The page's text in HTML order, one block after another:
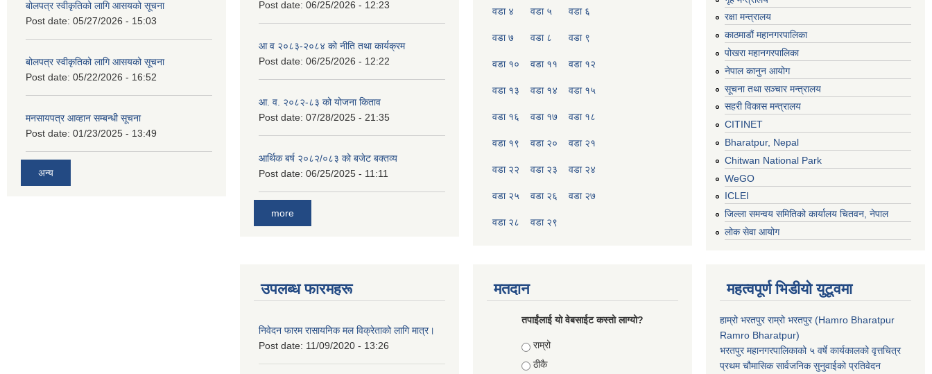
बोलपत्र स्वीकृतिको लागि आसयको सूचना
Post date: 05/27/2026 - 15:03
बोलपत्र स्वीकृतिको लागि आसयको सूचना
Post date: 05/22/2026 - 16:52
मनसायपत्र आव्हान सम्बन्धी सूचना
Post date: 01/23/2025 - 13:49
अन्य
Post date: 06/25/2026 - 12:23
आ व २०८३-२०८४ को नीति तथा कार्यक्रम
Post date: 06/25/2026 - 12:22
आ. व. २०८२-८३ को योजना किताव
Post date: 07/28/2025 - 21:35
आर्थिक बर्ष २०८२/०८३ को बजेट बक्तव्य
Post date: 06/25/2025 - 11:11
more
वडा ४ वडा ५ वडा ६
वडा ७ वडा ८ वडा ९
वडा १० वडा ११ वडा १२
वडा १३ वडा १४ वडा १५
वडा १६ वडा १७ वडा १८
वडा १९ वडा २० वडा २१
वडा २२ वडा २३ वडा २४
वडा २५ वडा २६ वडा २७
वडा २८ वडा २९
रक्षा मन्त्रालय
काठमाडौं महानगरपालिका
पोखरा महानगरपालिका
नेपाल कानुन आयोग
सूचना तथा सञ्चार मन्त्रालय
सहरी विकास मन्त्रालय
CITINET
Bharatpur, Nepal
Chitwan National Park
WeGO
ICLEI
जिल्ला समन्वय समितिको कार्यालय चितवन, नेपाल
लोक सेवा आयोग
उपलब्ध फारमहरू
निवेदन फारम रासायनिक मल विक्रेताको लागि मात्र।
Post date: 11/09/2020 - 13:26
मतदान
तपाईंलाई यो वेबसाईट कस्तो लाग्यो?
Choices
राम्रो
ठीकै
महत्वपूर्ण भिडीयो युटूवमा
हाम्रो भरतपुर राम्रो भरतपुर (Hamro Bharatpur
Ramro Bharatpur)
भरतपुर महानगरपालिकाको ५ वर्षे कार्यकालको वृत्तचित्र
प्रथम चौमासिक सार्वजनिक सुनुवाईको प्रतिवेदन